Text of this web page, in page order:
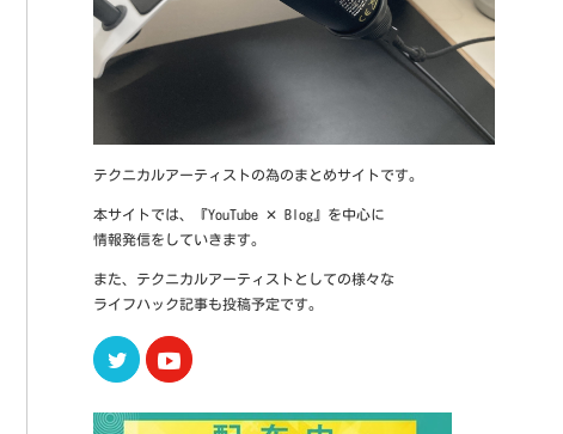
テクニカルアーティストの為のまとめサイトです。
本サイトでは、『YouTube ✕ Blog』を中心に
情報発信をしていきます。
また、テクニカルアーティストとしての様々な
ライフハック記事も投稿予定です。
Twitter